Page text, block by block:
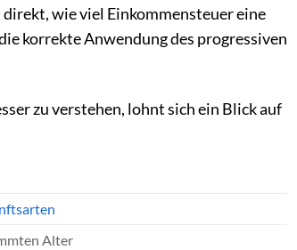
wie viel Einkommensteuer eine
korrekte Anwendung des progressiven
zu verstehen, lohnt sich ein Blick auf
Alter